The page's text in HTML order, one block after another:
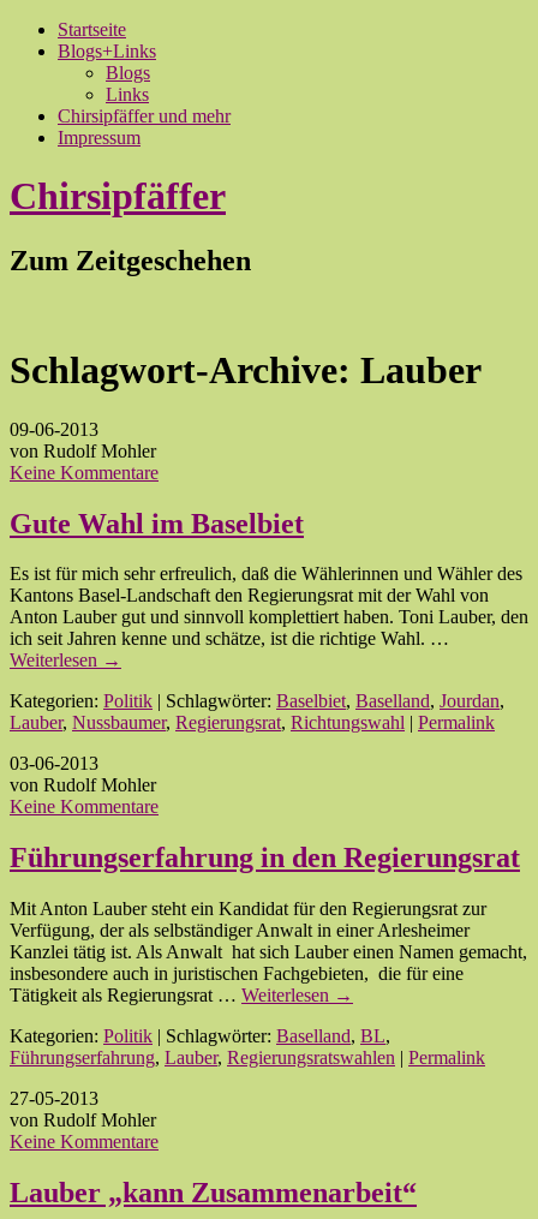
Startseite
Blogs+Links
Blogs
Links
Chirsipfäffer und mehr
Impressum
Chirsipfäffer
Zum Zeitgeschehen
Schlagwort-Archive: Lauber
09-06-2013
von Rudolf Mohler
Keine Kommentare
Gute Wahl im Baselbiet
Es ist für mich sehr erfreulich, daß die Wählerinnen und Wähler des
Kantons Basel-Landschaft den Regierungsrat mit der Wahl von
Anton Lauber gut und sinnvoll komplettiert haben. Toni Lauber, den
ich seit Jahren kenne und schätze, ist die richtige Wahl. …
Weiterlesen →
Kategorien: Politik | Schlagwörter: Baselbiet, Baselland, Jourdan,
Lauber, Nussbaumer, Regierungsrat, Richtungswahl
Permalink
03-06-2013
von Rudolf Mohler
Keine Kommentare
Führungserfahrung in den Regierungsrat
Mit Anton Lauber steht ein Kandidat für den Regierungsrat zur
Verfügung, der als selbständiger Anwalt in einer Arlesheimer
Kanzlei tätig ist. Als Anwalt hat sich Lauber einen Namen gemacht,
insbesondere auch in juristischen Fachgebieten, die für eine
Tätigkeit als Regierungsrat … Weiterlesen →
Kategorien: Politik | Schlagwörter: Baselland, BL,
Führungserfahrung, Lauber, Regierungsratswahlen | Permalink
27-05-2013
von Rudolf Mohler
Keine Kommentare
Lauber „kann Zusammenarbeit“